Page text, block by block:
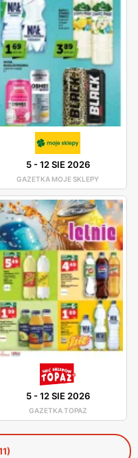
5-12 SIE 2026
GAZETKA MOJE SKLEPY
5-12 SIE 2026
GAZETKA TOPAZ